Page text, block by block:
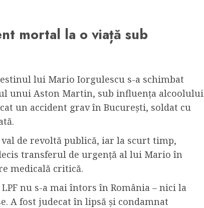
mortal la o viață sub
lui Mario Iorgulescu s-a schimbat
unui Aston Martin, sub influența alcoolului
un accident grav în București, soldat cu
de revoltă publică, iar la scurt timp,
transferul de urgență al lui Mario în
medicală critică.
nu s-a mai întors în România – nici la
A fost judecat în lipsă și condamnat